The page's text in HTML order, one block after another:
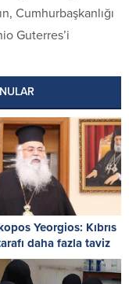
Cumhurbaşkanlığı
Guterres’i
Yeorgios: Kıbrıs
daha fazla taviz
vermemeli